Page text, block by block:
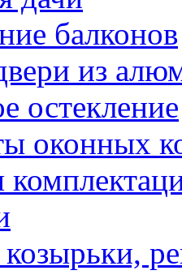
балконов
из
остекление
оконных